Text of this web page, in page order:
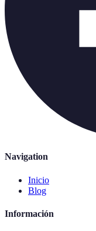
Navigation
Inicio
Blog
Información